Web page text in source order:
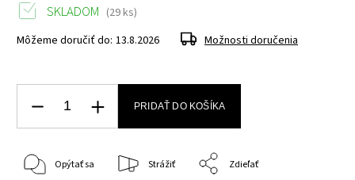
SKLADOM (29 ks)
Môžeme doručiť do: 13.8.2026 Možnosti doručenia
PRIDAŤ DO KOŠÍKA
Opýtať sa Strážiť Zdieľať